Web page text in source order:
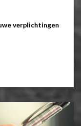
verplichtingen